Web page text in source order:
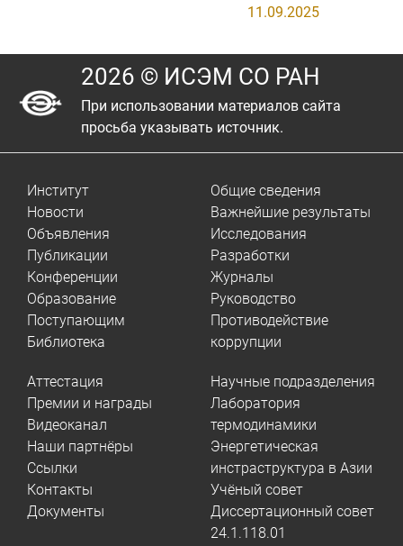
11.09.2025
2026 © ИСЭМ СО РАН
При использовании материалов сайта
просьба указывать источник.
Институт
Новости
Объявления
Публикации
Конференции
Образование
Поступающим
Библиотека
Общие сведения
Важнейшие результаты
Исследования
Разработки
Журналы
Руководство
Противодействие
коррупции
Аттестация
Премии и награды
Видеоканал
Наши партнёры
Ссылки
Контакты
Документы
Научные подразделения
Лаборатория
термодинамики
Энергетическая
инстраструктура в Азии
Учёный совет
Диссертационный совет
24.1.118.01